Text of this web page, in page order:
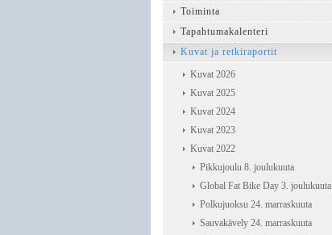
Toiminta
Tapahtumakalenteri
Kuvat ja retkiraportit
Kuvat 2026
Kuvat 2025
Kuvat 2024
Kuvat 2023
Kuvat 2022
Pikkujoulu 8. joulukuuta
Global Fat Bike Day 3. joulukuuta
Polkujuoksu 24. marraskuuta
Sauvakävely 24. marraskuuta